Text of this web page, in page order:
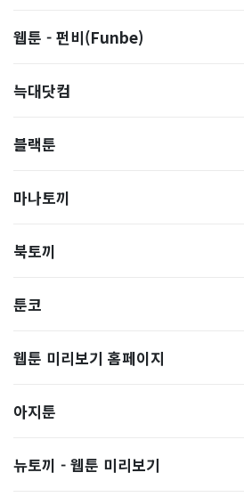
웹툰 - 펀비(Funbe)
늑대닷컴
블랙툰
마나토끼
북토끼
툰코
웹툰 미리보기 홈페이지
아지툰
뉴토끼 - 웹툰 미리보기